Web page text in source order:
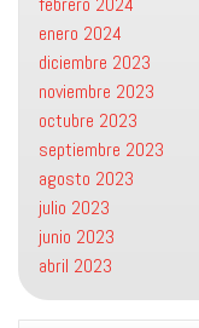
enero 2024
diciembre 2023
noviembre 2023
octubre 2023
septiembre 2023
agosto 2023
julio 2023
junio 2023
abril 2023